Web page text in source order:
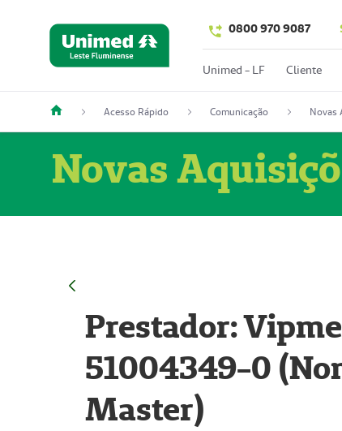
0800 970 9087
Unimed - LF Cliente
Acesso Rápido Comunicação Novas
Novas
Prestador:
51004349-0
Master)